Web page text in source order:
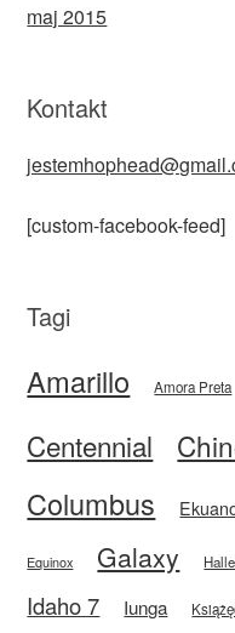
maj 2015
Kontakt
[custom-facebook-feed]
Tagi
Amarillo Amora Preta
Centennial
Columbus
Equinox Galaxy
Idaho 7 Iunga